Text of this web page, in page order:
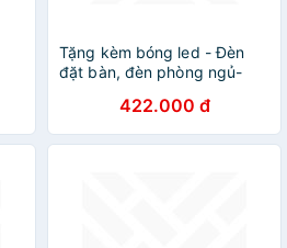
Tặng kèm bóng led - Đèn
đặt bàn, đèn phòng ngủ-
422.000 đ